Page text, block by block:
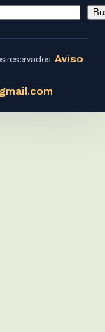
reservados. Aviso